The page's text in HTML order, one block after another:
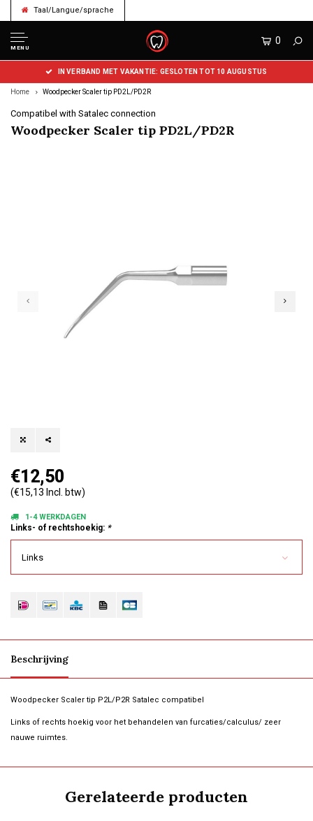
Taal/Langue/sprache
MENU
0
IN VERBAND MET VAKANTIE: GESLOTEN TOT 10 AUGUSTUS
Home Woodpecker Scaler tip PD2L/PD2R
Compatibel with Satalec connection
Woodpecker Scaler tip PD2L/PD2R
€12,50
(€15,13 Incl. btw)
1-4 WERKDAGEN
Links- of rechtshoekig: *
Links
Beschrijving
Woodpecker Scaler tip P2L/P2R Satalec compatibel
Links of rechts hoekig voor het behandelen van furcaties/calculus/ zeer
nauwe ruimtes.
Gerelateerde producten